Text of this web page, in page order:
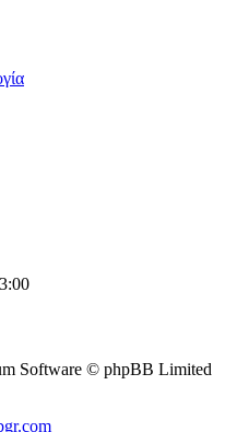
Software © phpBB Limited